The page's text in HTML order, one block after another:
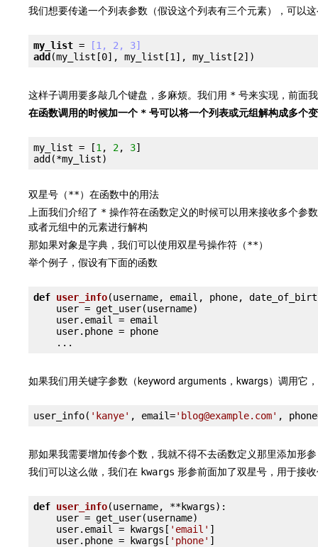
我们想要传递一个列表参数（假设这个列表有三个元素），可以
my_list = [1, 2, 3]
add
这样子调用要多敲几个键盘，多麻烦。我们用 * 号来实现，前面
在函数调用的时候加一个 * 号可以将一个列表或元组解构成多个
my_list = [1 , 2, 3]
add(*my_list
双星号（**）在函数中的用法
上面我们介绍了 * 操作符在函数定义的时候可以用来接收多个参
或者元组中的元素进行解构
那如果对象是字典，我们可以使用双星号操作符（**）
举个例子，假设有下面的函数
def user_info(username, email, phone,
如果我们用关键字参数（keyword arguments，kwargs）调用它
user_info( 'kanye' , email='blog@example.com' ,
那如果我需要增加传参个数，我就不得不去函数定义那里添加形
我们可以这么做，我们在 kwargs 形参前面加了双星号，用于接
def user_info(username, **kwargs) :
    user.email = kwargs[
'email' ]
    user.phone = kwargs[
'phone' ]